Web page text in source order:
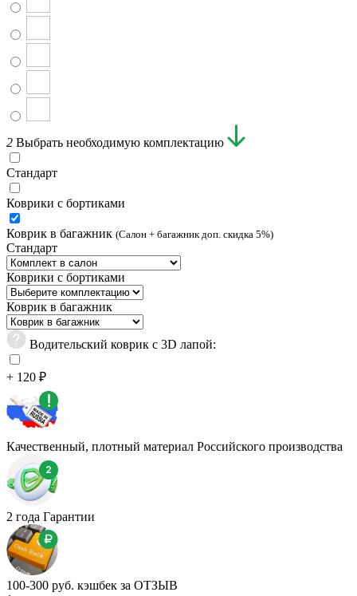
2 Выбрать необходимую комплектацию
Стандарт
Коврики с бортиками
Коврик в багажник (Салон + багажник доп. скидка 5%)
Стандарт
Коврики с бортиками
Коврик в багажник
Водительский коврик с 3D лапой:
+ 120 ₽
Качественный, плотный материал Российского производства
2 года Гарантии
100-300 руб. кэшбек за ОТЗЫВ